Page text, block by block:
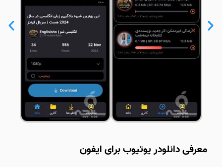
معرفی دانلودر یوتیوب برای ایفون